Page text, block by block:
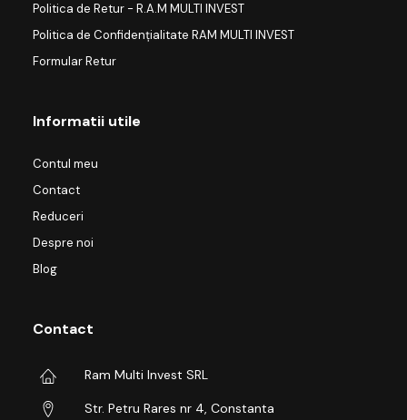
Politica de Retur - R.A.M MULTI INVEST
Politica de Confidențialitate RAM MULTI INVEST
Formular Retur
Informatii utile
Contul meu
Contact
Reduceri
Despre noi
Blog
Contact
Ram Multi Invest SRL
Str. Petru Rares nr 4, Constanta